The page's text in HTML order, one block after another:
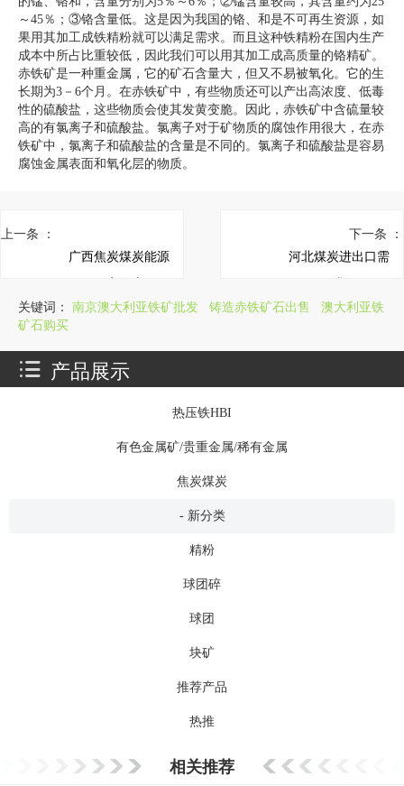
～45％；③铬含量低。这是因为我国的铬、和是不可再生资源，如
果用其加工成铁精粉就可以满足需求。而且这种铁精粉在国内生产
成本中所占比重较低，因此我们可以用其加工成高质量的铬精矿。
赤铁矿是一种重金属，它的矿石含量大，但又不易被氧化。它的生
长期为3－6个月。在赤铁矿中，有些物质还可以产出高浓度、低毒
性的硫酸盐，这些物质会使其发黄变脆。因此，赤铁矿中含硫量较
高的有氯离子和硫酸盐。氯离子对于矿物质的腐蚀作用很大，在赤
铁矿中，氯离子和硫酸盐的含量是不同的。氯离子和硫酸盐是容易
腐蚀金属表面和氧化层的物质。
上一条 ：
广西焦炭煤炭能源
厂家供应
下一条 ：
河北煤炭进出口需
求
关键词： 南京澳大利亚铁矿批发 铸造赤铁矿石出售
澳大利亚铁
矿石购买
产品展示
热压铁HBI
有色金属矿/贵重金属/稀有金属
焦炭煤炭
- 新分类
精粉
球团碎
球团
块矿
推荐产品
热推
相关推荐